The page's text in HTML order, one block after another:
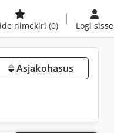
nimekiri (0) Logi sisse
Asjakohasus